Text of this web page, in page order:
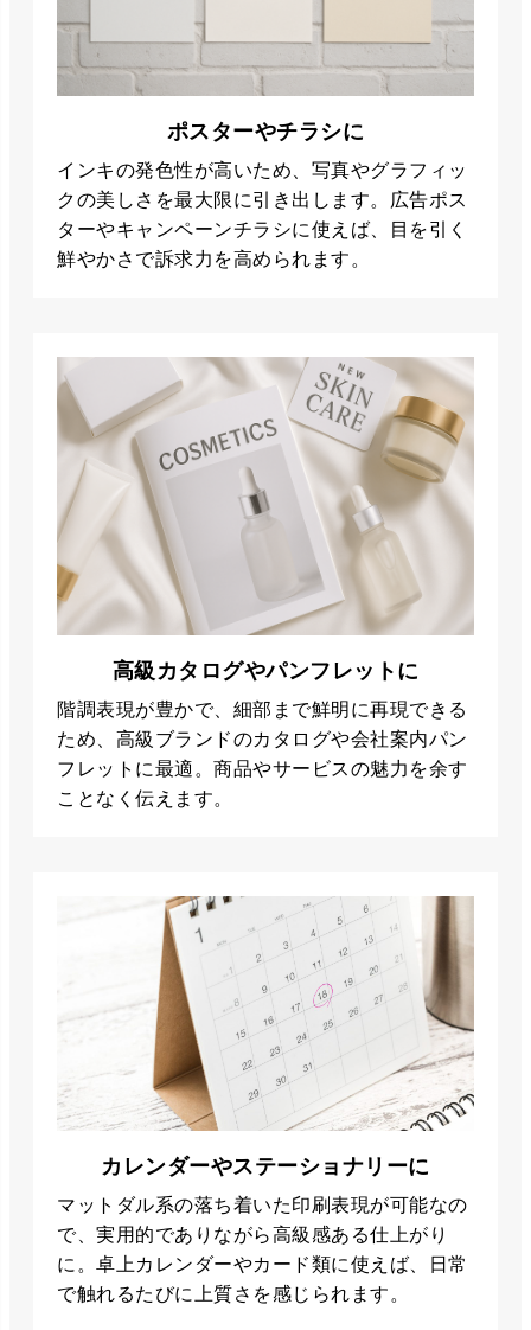
ポスターやチラシに
インキの発色性が高いため、写真やグラフィッ
クの美しさを最大限に引き出します。広告ポス
ターやキャンペーンチラシに使えば、目を引く
鮮やかさで訴求力を高められます。
高級カタログやパンフレットに
階調表現が豊かで、細部まで鮮明に再現できる
ため、高級ブランドのカタログや会社案内パン
フレットに最適。商品やサービスの魅力を余す
ことなく伝えます。
カレンダーやステーショナリーに
マットダル系の落ち着いた印刷表現が可能なの
で、実用的でありながら高級感ある仕上がり
に。卓上カレンダーやカード類に使えば、日常
で触れるたびに上質さを感じられます。